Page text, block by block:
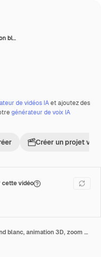
bl…
de vidéos IAet ajoutez des
générateur de voix IA
Créer un projet
cette vidéo
Modèle 3D d'avion blanc sur fond blanc, animation 3D, zoom arrière de la caméra